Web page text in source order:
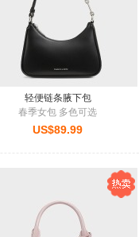
轻便链条腋下包
春季女包 多色可选
US$89.99